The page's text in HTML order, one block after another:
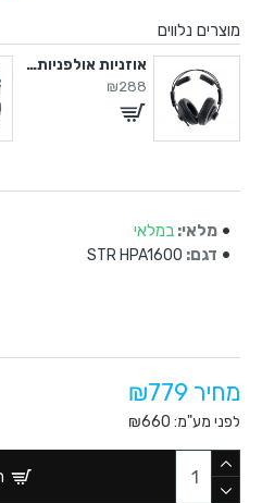
מוצרים נלווים
אוזניות אולפניות חצי פתוחות
₪288
מלאי: במלאי
דגם: STR HPA1600
מחיר ₪779
לפני מע"מ: ₪660